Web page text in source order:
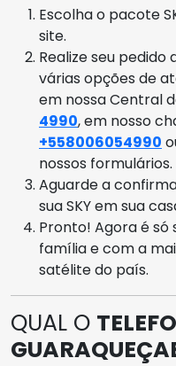
Escolha o pacote
site.
Realize seu pedido
várias opções de
em nossa Central
4990, em nosso
+558006054990
nossos formulários.
Aguarde a
sua SKY em sua
Pronto! Agora é
família e com a
satélite do país.
QUAL O